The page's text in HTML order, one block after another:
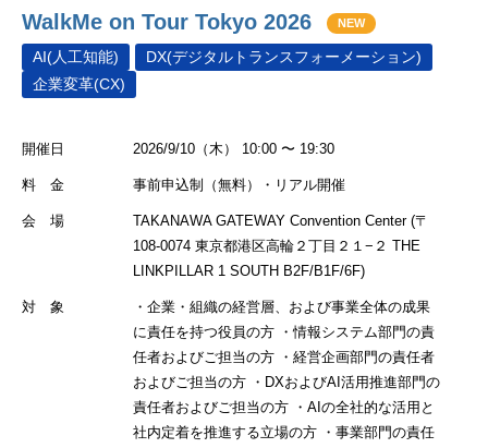
WalkMe on Tour Tokyo 2026 NEW
AI(人工知能)
DX(デジタルトランスフォーメーション)
企業変革(CX)
開催日 2026/9/10（木） 10:00 〜 19:30
料 金 事前申込制（無料）・リアル開催
会 場
TAKANAWA GATEWAY Convention Center (〒
108-0074 東京都港区高輪２丁目２１−２ THE
LINKPILLAR 1 SOUTH B2F/B1F/6F)
対 象
・企業・組織の経営層、および事業全体の成果
に責任を持つ役員の方 ・情報システム部門の責
任者およびご担当の方 ・経営企画部門の責任者
およびご担当の方 ・DXおよびAI活用推進部門の
責任者およびご担当の方 ・AIの全社的な活用と
社内定着を推進する立場の方 ・事業部門の責任